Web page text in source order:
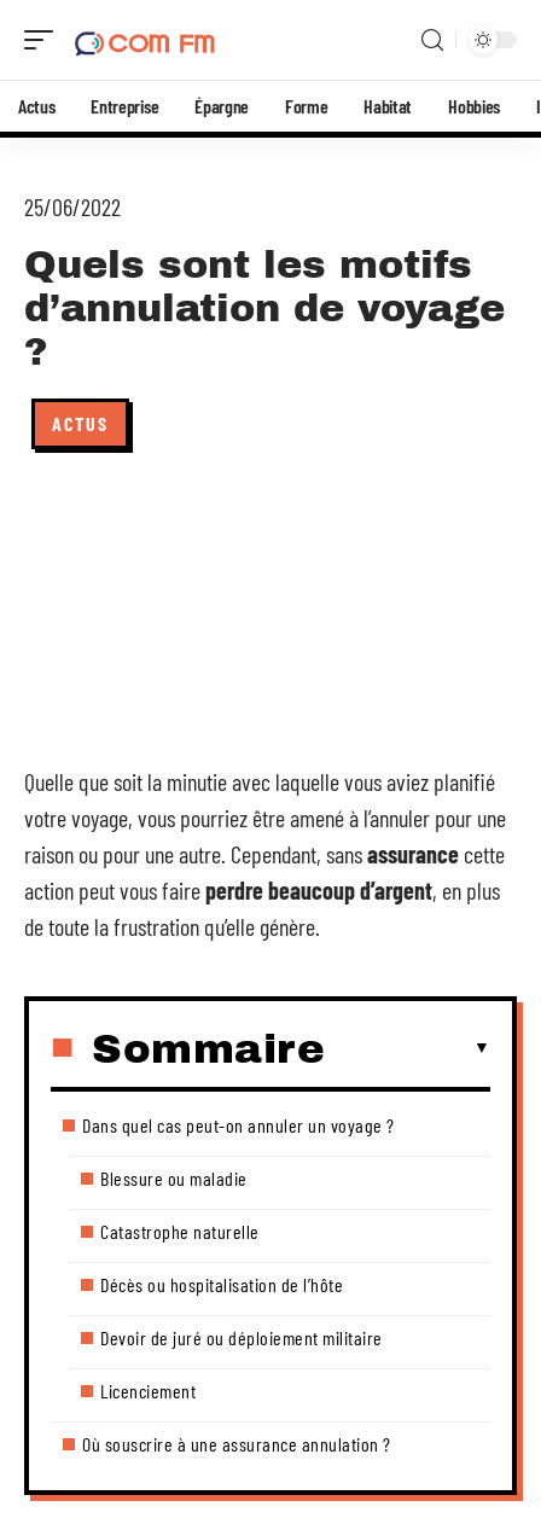
Actus Entreprise Épargne Forme Habitat Hobbies
25/06/2022
Quels sont les motifs
d’annulation de voyage
?
ACTUS
Quelle que soit la minutie avec laquelle vous aviez planifié
votre voyage, vous pourriez être amené à l’annuler pour une
raison ou pour une autre. Cependant, sansassurance cette
action peut vous faireperdre beaucoup d’argent, en plus
de toute la frustration qu’elle génère.
Sommaire
Dans quel cas peut-on annuler un voyage ?
Blessure ou maladie
Catastrophe naturelle
Décès ou hospitalisation de l’hôte
Devoir de juré ou déploiement militaire
Licenciement
Où souscrire à une assurance annulation ?